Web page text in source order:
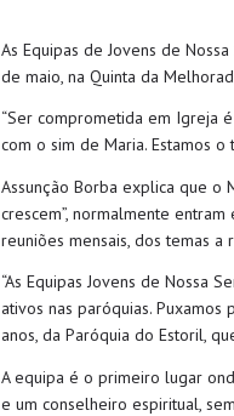
As Equipas de Jovens de
de maio, na Quinta da
“Ser comprometida em Igreja é
com o sim de Maria. Estamos o
Assunção Borba explica que o
crescem”, normalmente
reuniões mensais, dos temas a
“As Equipas Jovens de Nossa
ativos nas paróquias.
anos, da Paróquia do Estoril,
A equipa é o primeiro lugar
e um conselheiro espiritual,